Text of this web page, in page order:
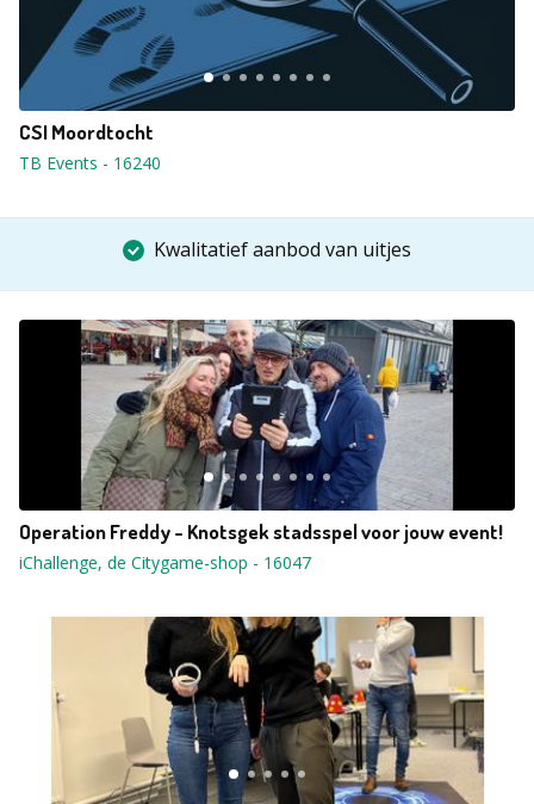
CSI Moordtocht
TB Events - 16240
Kwalitatief aanbod van uitjes
Operation Freddy - Knotsgek stadsspel voor jouw event!
iChallenge, de Citygame-shop - 16047